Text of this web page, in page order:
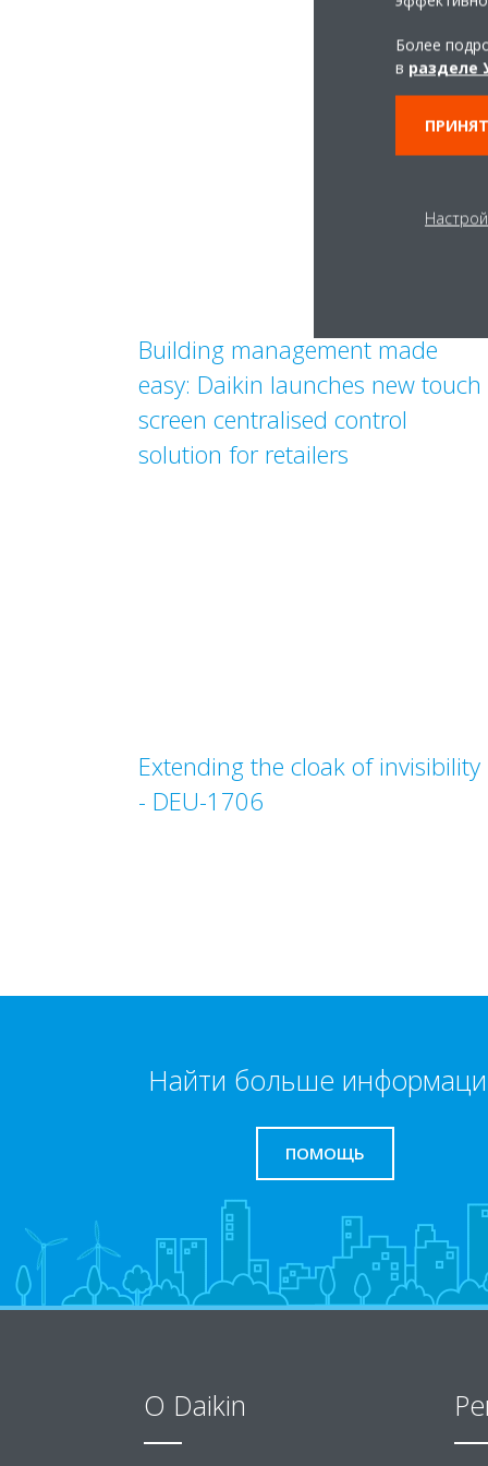
Building management made
easy: Daikin launches new touch
screen centralised control
solution for retailers
Extending the cloak of invisibility
- DEU-1706
Найти больше
ПОМОЩЬ
O Daikin
Более
в разделе